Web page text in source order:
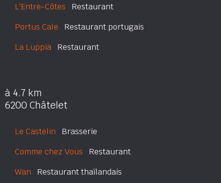
L'Entre-Côtes Restaurant
Portus Cale Restaurant portugais
La Luppia Restaurant
à 4.7 km
6200 Châtelet
Le Castelin Brasserie
Comme chez Vous Restaurant
Wan Restaurant thaïlandais